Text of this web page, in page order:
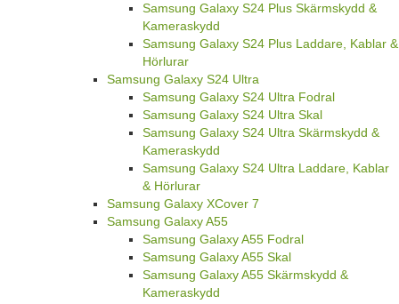
Samsung Galaxy S24 Plus Skärmskydd &
Kameraskydd
Samsung Galaxy S24 Plus Laddare, Kablar &
Hörlurar
Samsung Galaxy S24 Ultra
Samsung Galaxy S24 Ultra Fodral
Samsung Galaxy S24 Ultra Skal
Samsung Galaxy S24 Ultra Skärmskydd &
Kameraskydd
Samsung Galaxy S24 Ultra Laddare, Kablar
& Hörlurar
Samsung Galaxy XCover 7
Samsung Galaxy A55
Samsung Galaxy A55 Fodral
Samsung Galaxy A55 Skal
Samsung Galaxy A55 Skärmskydd &
Kameraskydd